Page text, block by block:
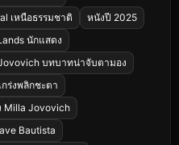
เหนือธรรมชาติ
หนังปี 2025
นักแสดง
บทบาทน่าจับตามอง
ร่งพลิกชะตา
Milla Jovovich
Bautista